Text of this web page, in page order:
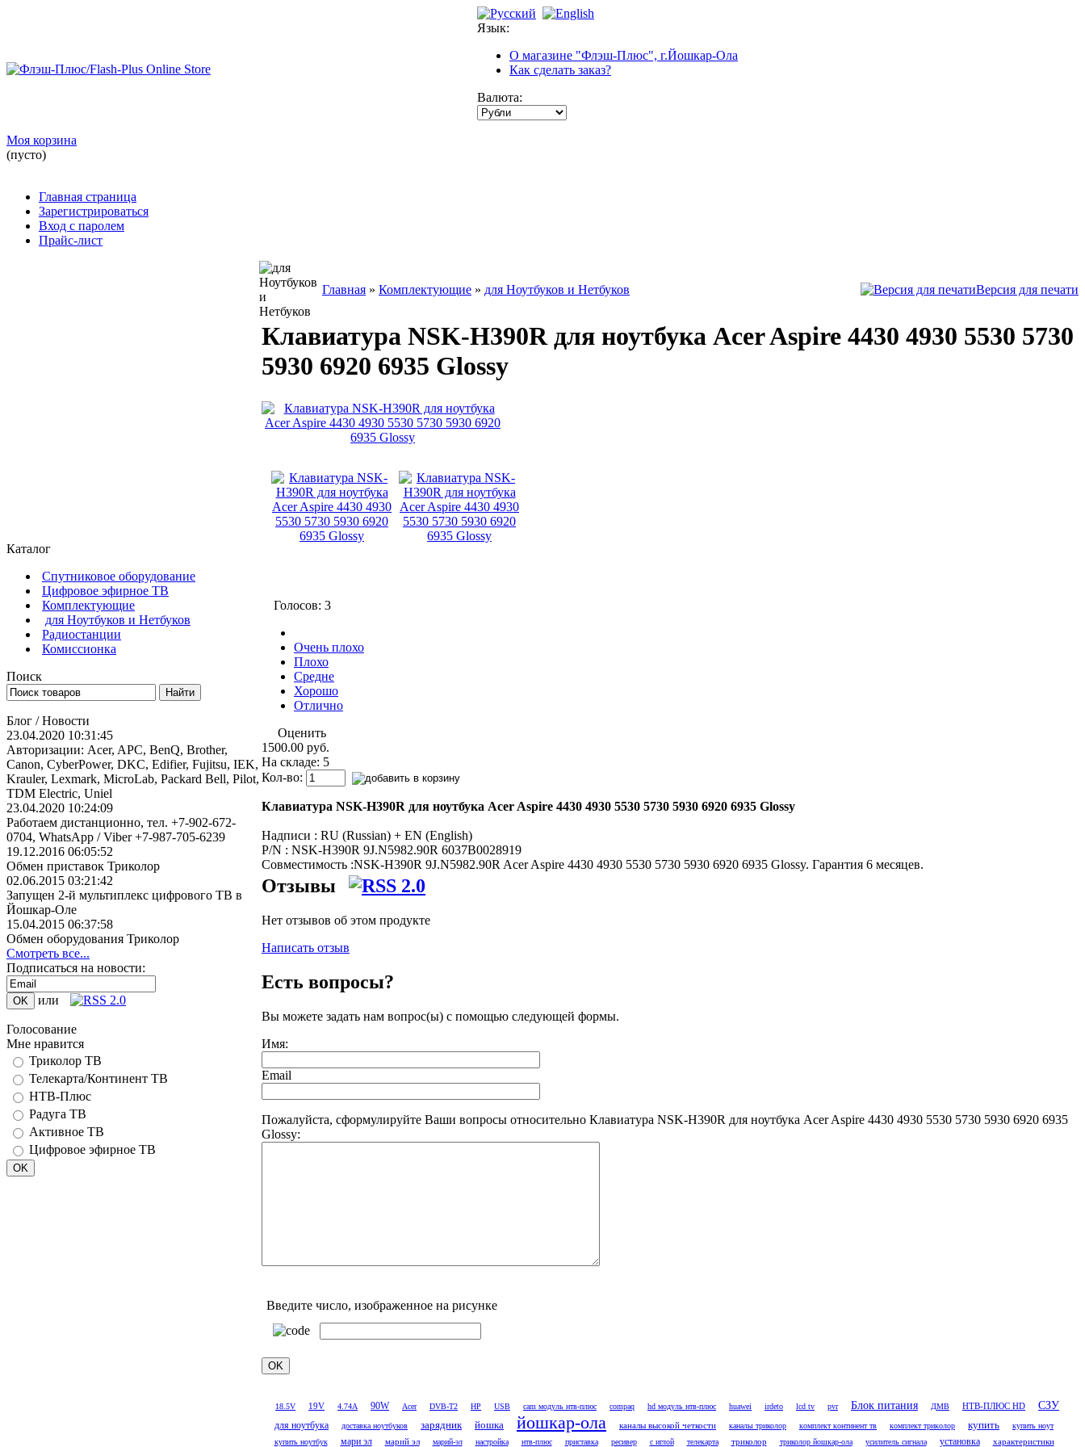
Язык:
О магазине "Флэш-Плюс", г.Йошкар-Ола
Как сделать заказ?
Валюта:
Моя корзина
(пусто)
Главная страница
Зарегистрироваться
Вход с паролем
Прайс-лист
Каталог
Спутниковое оборудование
Цифровое эфирное ТВ
Комплектующие
для Ноутбуков и Нетбуков
Радиостанции
Комиссионка
Поиск
Блог / Новости
23.04.2020 10:31:45
Авторизации: Acer, APC, BenQ, Brother,
Canon, CyberPower, DKC, Edifier, Fujitsu, IEK,
Krauler, Lexmark, MicroLab, Packard Bell, Pilot,
TDM Electric, Uniel
23.04.2020 10:24:09
Работаем дистанционно, тел. +7-902-672-
0704, WhatsApp / Viber +7-987-705-6239
19.12.2016 06:05:52
Обмен приставок Триколор
02.06.2015 03:21:42
Запущен 2-й мультиплекс цифрового ТВ в
Йошкар-Оле
15.04.2015 06:37:58
Обмен оборудования Триколор
Смотреть все...
Подписаться на новости:
или
Голосование
Мне нравится
Триколор ТВ
Телекарта/Континент ТВ
НТВ-Плюс
Радуга ТВ
Активное ТВ
Цифровое эфирное ТВ
Главная » Комплектующие » для Ноутбуков и Нетбуков Версия для печати
Клавиатура NSK-H390R для ноутбука Acer Aspire 4430 4930 5530 5730
5930 6920 6935 Glossy
Голосов: 3
Очень плохо
Плохо
Средне
Хорошо
Отлично
Оценить
1500.00 руб.
На складе: 5
Кол-во:
Клавиатура NSK-H390R для ноутбука Acer Aspire 4430 4930 5530 5730 5930 6920 6935 Glossy
Надписи : RU (Russian) + EN (English)
P/N : NSK-H390R 9J.N5982.90R 6037B0028919
Совместимость :NSK-H390R 9J.N5982.90R Acer Aspire 4430 4930 5530 5730 5930 6920 6935 Glossy. Гарантия 6 месяцев.
Отзывы
Нет отзывов об этом продукте
Написать отзыв
Есть вопросы?
Вы можете задать нам вопрос(ы) с помощью следующей формы.
Имя:
Email
Пожалуйста, сформулируйте Ваши вопросы относительно Клавиатура NSK-H390R для ноутбука Acer Aspire 4430 4930 5530 5730 5930 6920 6935
Glossy:
Введите число, изображенное на рисунке
18.5V 19V 4.74A 90W Acer DVB-T2 HP USB cam модуль нтв-плюс compaq hd модуль нтв-плюс huawei irdeto lcd tv pvr Блок питания ДМВ НТВ-ПЛЮС HD СЗУ
для ноутбука доставка ноутбуков зарядник йошка йошкар-ола каналы высокой четкости каналы триколор комплект континент тв комплект триколор купить
купить ноут
купить ноутбук
мари эл марий эл марий-эл настройка нтв-плюс приставка ресивер с иглой телекарта триколор триколор йошкар-ола усилитель сигнала установка характеристики